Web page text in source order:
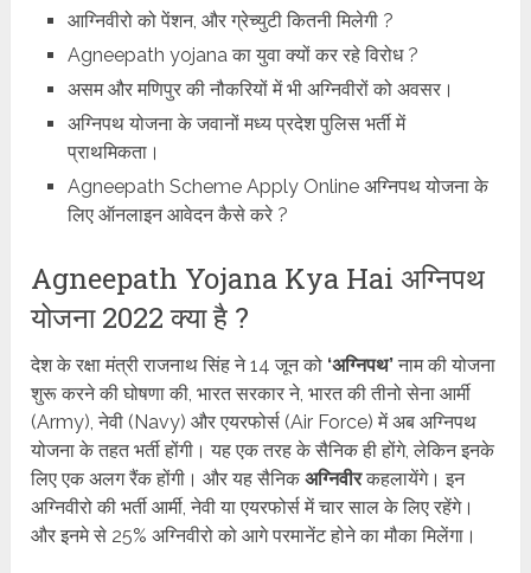
आग्निवीरो को पेंशन, और ग्रेच्युटी कितनी मिलेगी ?
Agneepath yojana का युवा क्यों कर रहे विरोध ?
असम और मणिपुर की नौकरियों में भी अग्निवीरों को अवसर।
अग्निपथ योजना के जवानों मध्य प्रदेश पुलिस भर्ती में
प्राथमिकता।
Agneepath Scheme Apply Online अग्निपथ योजना के
लिए ऑनलाइन आवेदन कैसे करे ?
Agneepath Yojana Kya Hai अग्निपथ
योजना 2022 क्या है ?
देश के रक्षा मंत्री राजनाथ सिंह ने 14 जून को ‘अग्निपथ’नाम की योजना
शुरू करने की घोषणा की, भारत सरकार ने, भारत की तीनो सेना आर्मी
(Army), नेवी (Navy) और एयरफोर्स (Air Force) में अब अग्निपथ
योजना के तहत भर्ती होंगी। यह एक तरह के सैनिक ही होंगे, लेकिन इनके
लिए एक अलग रैंक होंगी। और यह सैनिकअग्निवीरकहलायेंगे। इन
अग्निवीरो की भर्ती आर्मी, नेवी या एयरफोर्स में चार साल के लिए रहेंगे।
और इनमे से 25% अग्निवीरो को आगे परमानेंट होने का मौका मिलेंगा।